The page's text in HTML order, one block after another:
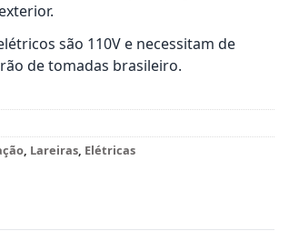
são 110V e necessitam de
de tomadas brasileiro.
, Lareiras, Elétricas